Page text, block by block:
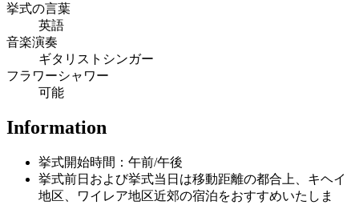
挙式の言葉
英語
音楽演奏
ギタリストシンガー
フラワーシャワー
可能
Information
挙式開始時間：午前/午後
挙式前日および挙式当日は移動距離の都合上、キヘイ
地区、ワイレア地区近郊の宿泊をおすすめいたしま